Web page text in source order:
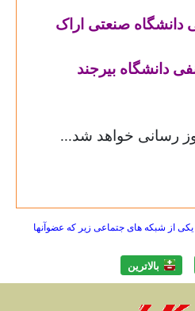
رسانی خواهد شد...
از شبکه های جتماعی زیر که عضوآنها
بالاترين